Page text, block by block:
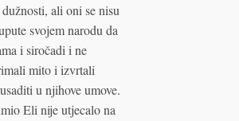
ali oni se nisu
svojem narodu da
i siročadi i ne
mito i izvrtali
u njihove umove.
Eli nije utjecalo na